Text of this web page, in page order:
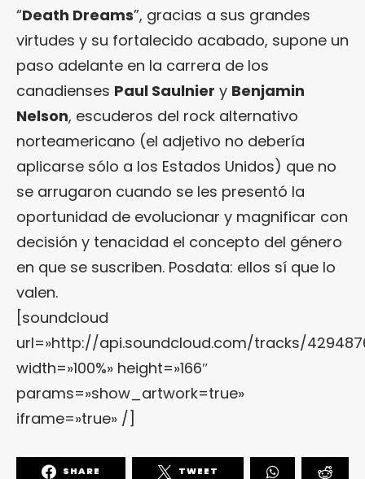
“Death Dreams”, gracias a sus grandes
virtudes y su fortalecido acabado, supone un
paso adelante en la carrera de los
canadienses Paul Saulnier y Benjamin
Nelson, escuderos del rock alternativo
norteamericano (el adjetivo no debería
aplicarse sólo a los Estados Unidos) que no
se arrugaron cuando se les presentó la
oportunidad de evolucionar y magnificar con
decisión y tenacidad el concepto del género
en que se suscriben. Posdata: ellos sí que lo
valen.
[soundcloud
url=»http://api.soundcloud.com/tracks/
width=»100%» height=»166″
params=»show_artwork=true»
iframe=»true» /]
SHARE TWEET